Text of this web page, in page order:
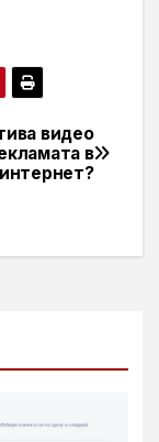
видео
в
интернет?